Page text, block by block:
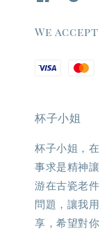
We accept
杯子小姐
杯子小姐，
事求是精神
游在古瓷老
問題，讓我
享，希望對你